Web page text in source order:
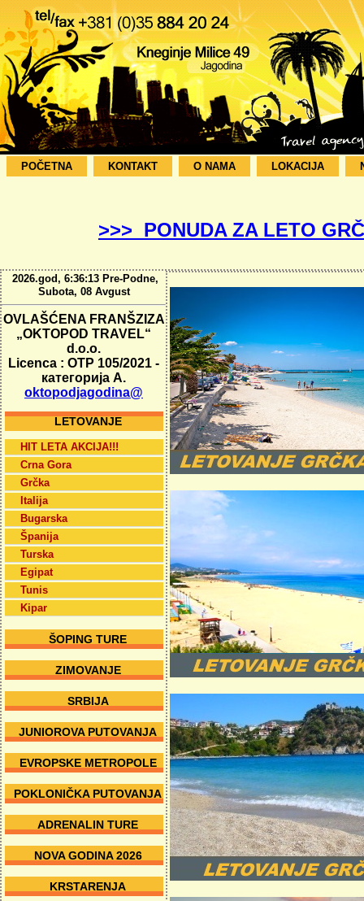
POČETNA KONTAKT O NAMA LOKACIJA
>>> PONUDA ZA LETO
2026.god, 6:36:13 Pre-Podne,
Subota, 08 Avgust
OVLAŠĆENA FRANŠZIZA
„OKTOPOD TRAVEL“
d.o.o.
Licenca : OTP 105/2021 -
категорија А.
oktopodjagodina@
LETOVANJE
HIT LETA AKCIJA!!!
Crna Gora
Grčka
Italija
Bugarska
Španija
Turska
Egipat
Tunis
Kipar
ŠOPING TURE
ZIMOVANJE
SRBIJA
JUNIOROVA PUTOVANJA
EVROPSKE METROPOLE
POKLONIČKA PUTOVANJA
ADRENALIN TURE
NOVA GODINA 2026
KRSTARENJA